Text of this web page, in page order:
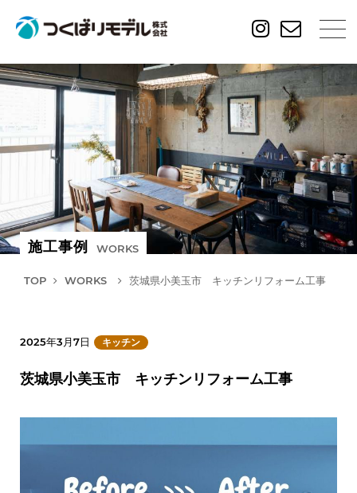
施工事例 WORKS
TOP WORKS 茨城県小美玉市 キッチンリフォーム工事
2025年3月7日 キッチン
茨城県小美玉市 キッチンリフォーム工事